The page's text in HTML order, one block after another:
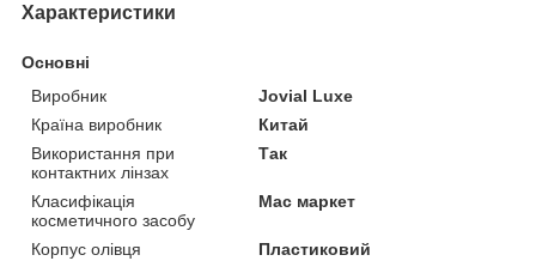
Характеристики
Основні
Виробник
Jovial Luxe
Країна виробник
Китай
Використання при
контактних лінзах
Так
Класифікація
косметичного засобу
Мас маркет
Корпус олівця
Пластиковий